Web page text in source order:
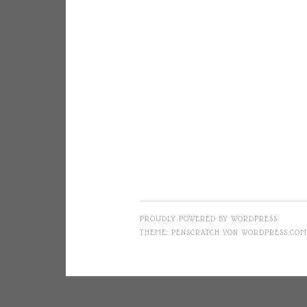
PROUDLY POWERED BY WORDPRESS
THEME: PENSCRATCH VON WORDPRESS.COM